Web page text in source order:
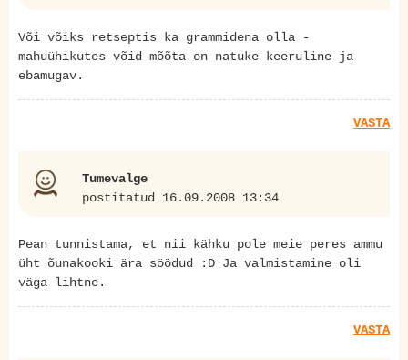
Või võiks retseptis ka grammidena olla -
mahuühikutes võid mõõta on natuke keeruline ja
ebamugav.
VASTA
Tumevalge
postitatud 16.09.2008 13:34
Pean tunnistama, et nii kähku pole meie peres ammu
üht õunakooki ära söödud :D Ja valmistamine oli
väga lihtne.
VASTA